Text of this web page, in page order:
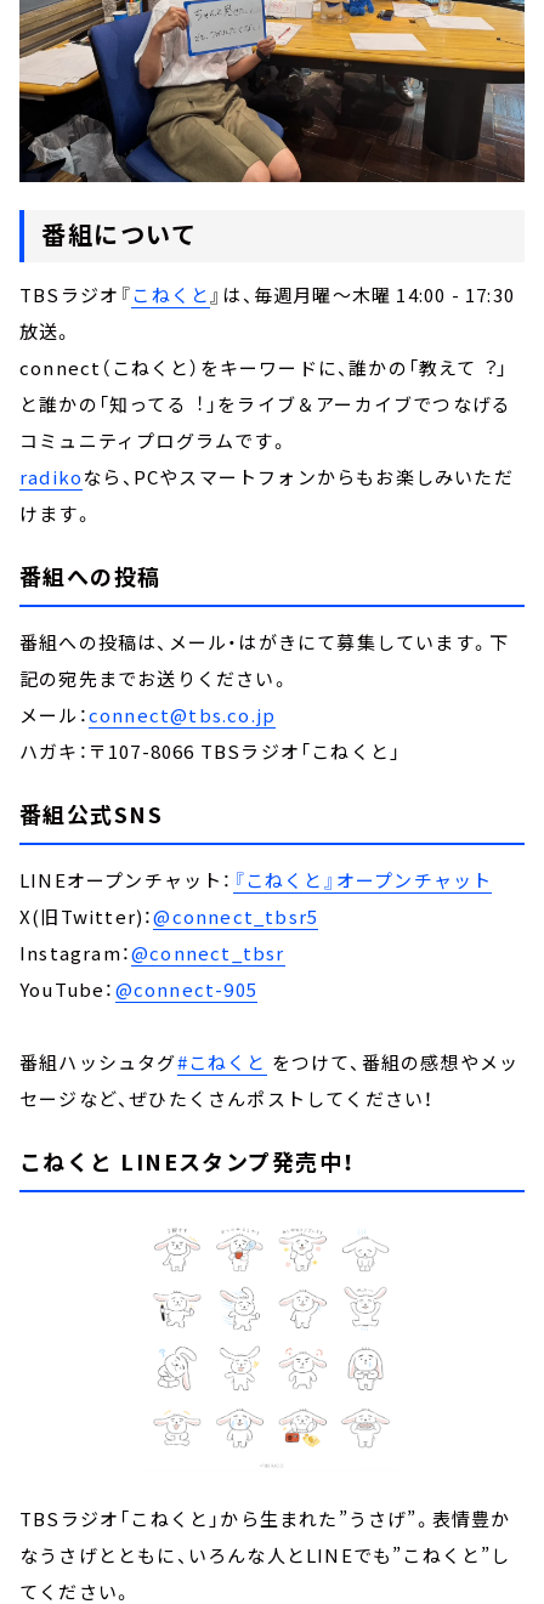
番組について
TBSラジオ『こねくと 』は、毎週月曜～木曜 14:00 - 17:30
放送。
connect（こねくと）をキーワードに、誰かの「教えて︖」
と誰かの「知ってる︕」をライブ＆アーカイブでつなげる
コミュニティプログラムです。
radikoなら、PCやスマートフォンからもお楽しみいただ
けます。
番組への投稿
番組への投稿は、メール・はがきにて募集しています。下
記の宛先までお送りください。
メール：connect@tbs.co.jp
ハガキ：〒107-8066 TBSラジオ「こねくと」
番組公式SNS
LINEオープンチャット： 『こねくと』オープンチャット
X(旧Twitter)：@connect_tbsr5
Instagram：@connect_tbsr
YouTube：@connect-905
番組ハッシュタグ#こねくと をつけて、番組の感想やメッ
セージなど、ぜひたくさんポストしてください！
こねくと LINEスタンプ発売中！
TBSラジオ「こねくと」から生まれた”うさげ”。表情豊か
なうさげとともに、いろんな人とLINEでも”こねくと”し
てください。